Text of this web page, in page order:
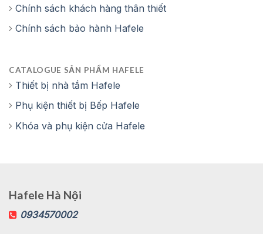
Chính sách khách hàng thân thiết
Chính sách bảo hành Hafele
CATALOGUE SẢN PHẨM HAFELE
Thiết bị nhà tắm Hafele
Phụ kiện thiết bị Bếp Hafele
Khóa và phụ kiện cửa Hafele
Hafele Hà Nội
0934570002